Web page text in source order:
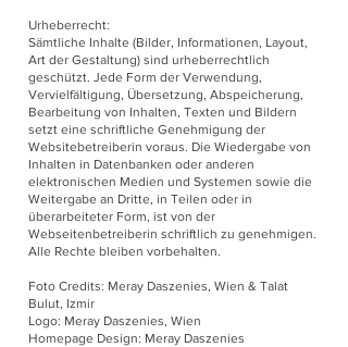
Urheberrecht:
Sämtliche Inhalte (Bilder, Informationen, Layout,
Art der Gestaltung) sind urheberrechtlich
geschützt. Jede Form der Verwendung,
Vervielfältigung, Übersetzung, Abspeicherung,
Bearbeitung von Inhalten, Texten und Bildern
setzt eine schriftliche Genehmigung der
Websitebetreiberin voraus. Die Wiedergabe von
Inhalten in Datenbanken oder anderen
elektronischen Medien und Systemen sowie die
Weitergabe an Dritte, in Teilen oder in
überarbeiteter Form, ist von der
Webseitenbetreiberin schriftlich zu genehmigen.
Alle Rechte bleiben vorbehalten.
Foto Credits: Meray Daszenies, Wien & Talat
Bulut, Izmir
Logo: Meray Daszenies, Wien
Homepage Design: Meray Daszenies